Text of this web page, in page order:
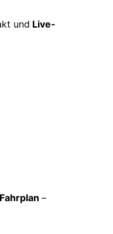
und Live-
–